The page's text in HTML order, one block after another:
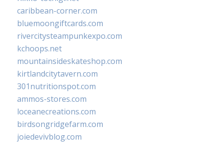
caribbean-corner.com
bluemoongiftcards.com
rivercitysteampunkexpo.com
kchoops.net
mountainsideskateshop.com
kirtlandcitytavern.com
301nutritionspot.com
ammos-stores.com
loceanecreations.com
birdsongridgefarm.com
joiedevivblog.com